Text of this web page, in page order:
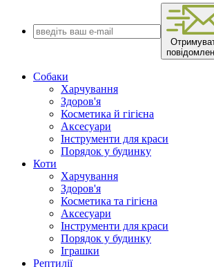
Собаки
Харчування
Здоров'я
Косметика й гігієна
Аксесуари
Інструменти для краси
Порядок у будинку
Коти
Харчування
Здоров'я
Косметика та гігієна
Аксесуари
Інструменти для краси
Порядок у будинку
Іграшки
Рептилії